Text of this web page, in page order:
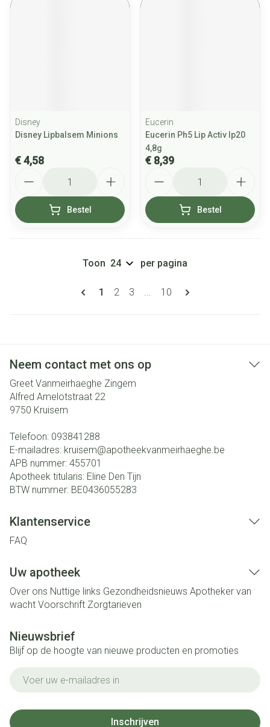
Disney
Disney Lipbalsem Minions
€ 4,58
Bestel
Eucerin
Eucerin Ph5 Lip Activ Ip20
4,8g
€ 8,39
Bestel
Pagina's
U lees momenteel pagina
1 Pagina
2 Pagina
3 ... Pagina
10
Toon per pagina
Neem contact met ons op
Greet Vanmeirhaeghe Zingem
Alfred Amelotstraat 22
9750 Kruisem
Telefoon: 093841288
E-mailadres: kruisem@apotheekvanmeirhaeghe.be
APB nummer: 455701
Apotheek titularis: Eline Den Tijn
BTW nummer: BE0436055283
Klantenservice
FAQ
Uw apotheek
Over ons Nuttige links Gezondheidsnieuws Apotheker van
wacht Voorschrift Zorgtarieven
Nieuwsbrief
Blijf op de hoogte van nieuwe producten en promoties
Inschrijven